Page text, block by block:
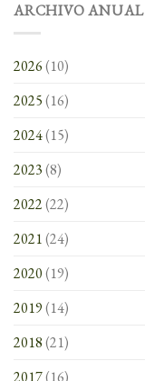
ARCHIVO ANUAL
2026(10)
2025(16)
2024(15)
2023(8)
2022(22)
2021(24)
2020(19)
2019(14)
2018(21)
2017(16)